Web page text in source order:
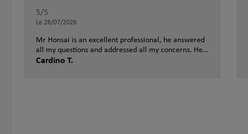
5/5
Le 28/07/2026
Mr Honsai is an excellent professional, he answered
all my questions and addressed all my concerns. He
makes sure you get the solution relevant to you.
Cardino T.